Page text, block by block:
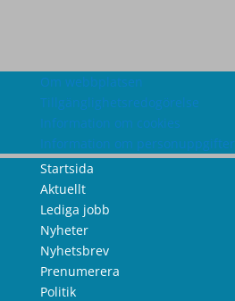
Om webbplatsen
Tillgänglighetsredogörelse
Information om cookies
Information om personuppgifter
Startsida
Aktuellt
Lediga jobb
Nyheter
Nyhetsbrev
Prenumerera
Politik